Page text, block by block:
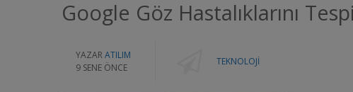
Google Göz Hastalıklarını
YAZAR ATILIM
9 SENE ÖNCE
TEKNOLOJI